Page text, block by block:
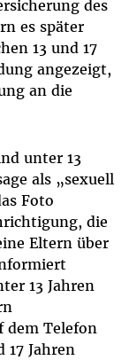
des
es später
13 und 17
angezeigt,
an die
unter 13
als „sexuell
Foto
die
Eltern über
13 Jahren
dem Telefon
17 Jahren